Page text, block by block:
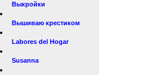
Выкройки
Вышиваю крестиком
Labores del Hogar
Susanna